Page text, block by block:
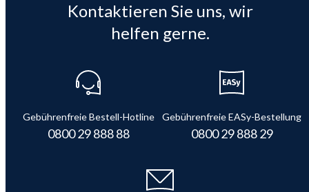
Kontaktieren Sie uns, wir
helfen gerne.
Gebührenfreie Bestell-Hotline
0800 29 888 88
Gebührenfreie EASy-Bestellung
0800 29 888 29